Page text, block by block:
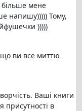
більше мене
напишу))))) Тому,
)))))
що ви все миттю
Ваші книги
присутності в